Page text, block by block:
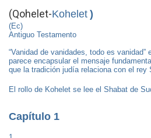
(Qohelet-Kohelet )
(Ec)
Antiguo Testamento
“Vanidad de vanidades, todo es
parece encapsular el mensaje
que la tradición judía relaciona con el rey
El rollo de Kohelet se lee el Shabat de
Capítulo 1